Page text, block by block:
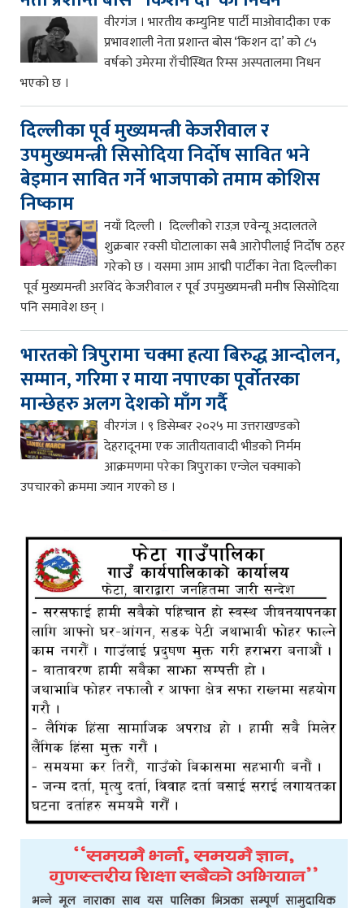
वीरगंज । भारतीय कम्युनिष्ट पार्टी माओवादीका एक
प्रभावशाली नेता प्रशान्त बोस ‘किशन दा’ को ८५
वर्षको उमेरमा राँचीस्थित रिम्स अस्पतालमा निधन
भएको छ ।
दिल्लीका पूर्व मुख्यमन्त्री केजरीवाल र
उपमुख्यमन्त्री सिसोदिया निर्दोष सावित भने
बेइमान सावित गर्ने भाजपाको तमाम कोशिस
निष्काम
नयाँ दिल्ली । दिल्लीको राउज़ एवेन्यू अदालतले
शुक्रबार रक्सी घोटालाका सबै आरोपीलाई निर्दोष ठहर
गरेको छ । यसमा आम आद्मी पार्टीका नेता दिल्लीका
पूर्व मुख्यमन्त्री अरविंद केजरीवाल र पूर्व उपमुख्यमन्त्री मनीष सिसोदिया
पनि समावेश छन् ।
भारतको त्रिपुरामा चक्मा हत्या बिरुद्ध आन्दोलन,
सम्मान, गरिमा र माया नपाएका पूर्वोतरका
मान्छेहरु अलग देशको माँग गर्दै
वीरगंज । ९ डिसेम्बर २०२५ मा उत्तराखण्डको
देहरादूनमा एक जातीयतावादी भीडको निर्मम
आक्रमणमा परेका त्रिपुराका एन्जेल चक्माको
उपचारको क्रममा ज्यान गएको छ ।